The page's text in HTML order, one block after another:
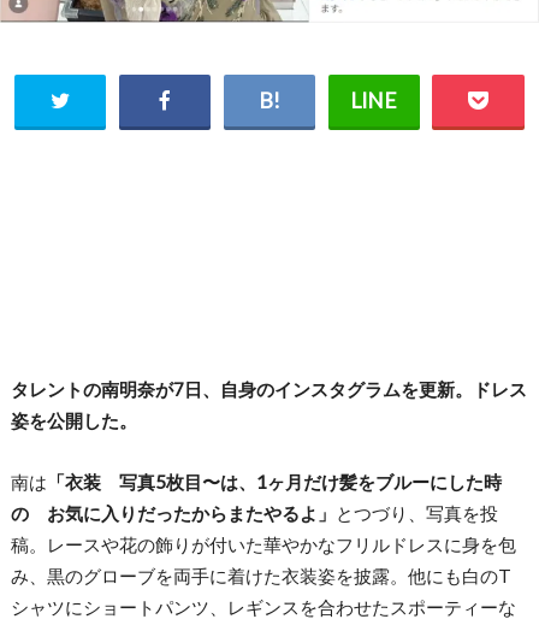
タレントの南明奈が7日、自身のインスタグラムを更新。ドレス
姿を公開した。
南は 「衣装 写真5枚目〜は、1ヶ月だけ髪をブルーにした時
の お気に入りだったからまたやるよ」 とつづり、写真を投
稿。レースや花の飾りが付いた華やかなフリルドレスに身を包
み、黒のグローブを両手に着けた衣装姿を披露。他にも白のT
シャツにショートパンツ、レギンスを合わせたスポーティーな